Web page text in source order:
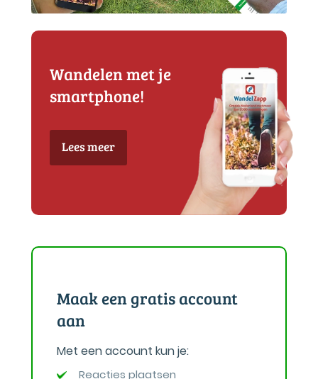
Wandelen met je
smartphone!
Lees meer
Maak een gratis account
aan
Met een account kun je:
Reacties plaatsen